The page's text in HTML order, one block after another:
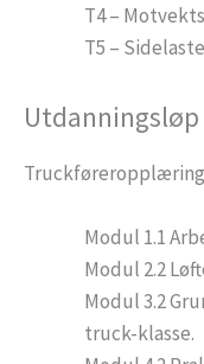
T4 –
T5 –
Modul 1.1
Modul 2.2
Modul 3.2
truck-klasse.